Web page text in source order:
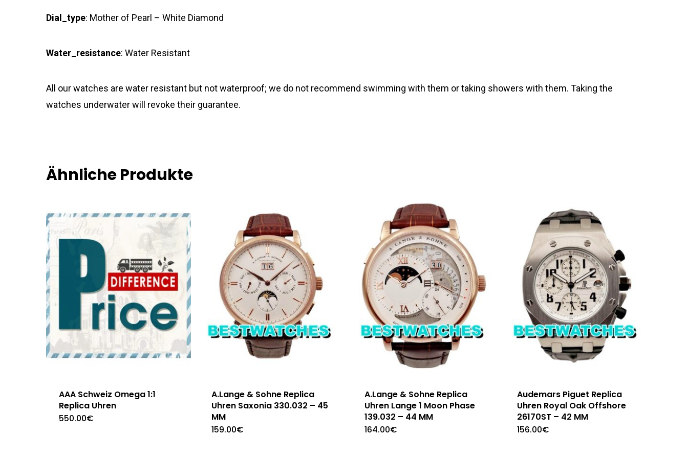
Dial_type: Mother of Pearl – White Diamond
Water_resistance: Water Resistant
All our watches are water resistant but not waterproof; we do not recommend swimming with them or taking showers with them. Taking the
watches underwater will revoke their guarantee.
Ähnliche Produkte
AAA Schweiz Omega 1:1
Replica Uhren
550.00€
A.Lange & Sohne Replica
Uhren Saxonia 330.032 – 45
MM
159.00€
A.Lange & Sohne Replica
Uhren Lange 1 Moon Phase
139.032 – 44 MM
164.00€
Audemars Piguet Replica
Uhren Royal Oak Offshore
26170ST – 42 MM
156.00€